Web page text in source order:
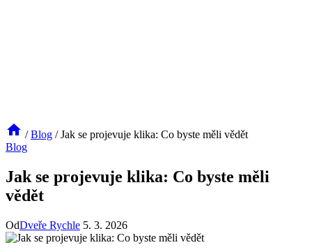
/ Blog / Jak se projevuje klika: Co byste měli vědět
Blog
Jak se projevuje klika: Co byste měli
vědět
OdDveře Rychle 5. 3. 2026